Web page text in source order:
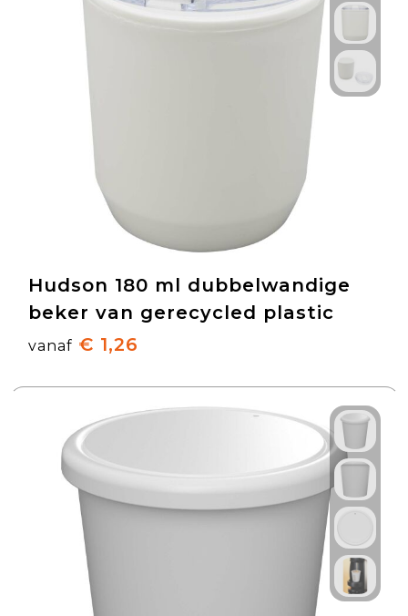
Hudson 180 ml dubbelwandige
beker van gerecycled plastic
vanaf € 1,26